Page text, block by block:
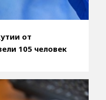
от
105 человек